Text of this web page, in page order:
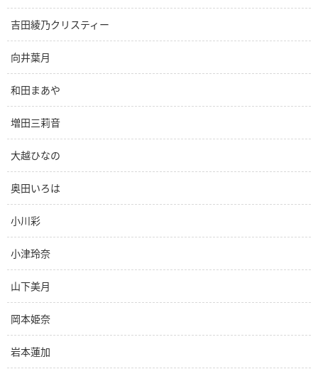
吉田綾乃クリスティー
向井葉月
和田まあや
増田三莉音
大越ひなの
奥田いろは
小川彩
小津玲奈
山下美月
岡本姫奈
岩本蓮加